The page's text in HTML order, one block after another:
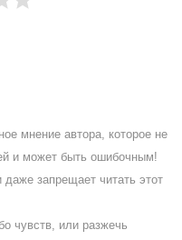
мнение автора, которое не
и может быть ошибочным!
запрещает читать этот
чувств, или разжечь